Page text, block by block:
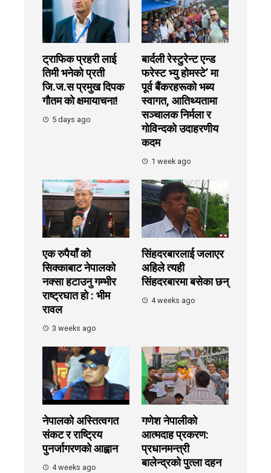
ट्राफिक प्रहरी लाई
तिमी भनेको प्रती
जि.ज.स प्रमुख दिपक
गौतम को क्षमायाचना!
5 days ago
बार्दली रेस्टुरेन्ट एन्ड
फरेस्ट भ्यु होमस्टे’ मा
पूर्व बैंकरहरूको भब्य
स्वागत, आतिथ्यतामा
सञ्चालक निर्मला र
गोविन्दको उदाहरणीय
कदम
1 week ago
एक रुपैयाँ को
सिक्काबाट नेपालको
नक्सा हटाउनु गम्भीर
राष्ट्रघात हो : भीम
रावल
3 weeks ago
सिंहदरबारलाई जलाएर
अहिले त्यही
सिंहदरबारमा बसेका छन्
4 weeks ago
नेपालको अस्तित्वगत
संकट र राष्ट्रिय
पुनर्जागरणको आह्वान
4 weeks ago
गणेश नेपालीको
आत्मदाह प्रकरण:
प्रधानमन्त्री
बालेन्द्रको पुत्ला दहन